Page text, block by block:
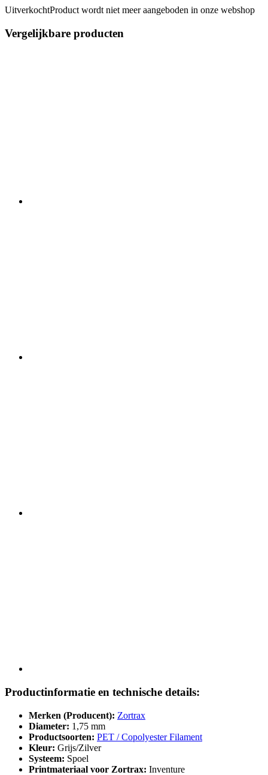
UitverkochtProduct wordt niet meer aangeboden in onze webshop
Vergelijkbare producten
Productinformatie en technische details:
Merken (Producent): Zortrax
Diameter: 1,75 mm
Productsoorten: PET / Copolyester Filament
Kleur: Grijs/Zilver
Systeem: Spoel
Printmateriaal voor Zortrax: Inventure